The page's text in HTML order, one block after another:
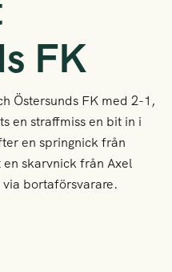
FK
Östersunds FK med 2-1,
en straffmiss en bit in i
en springnick från
skarvnick från Axel
bortaförsvarare.